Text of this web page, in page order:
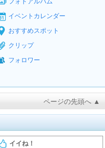
イベントカレンダー
おすすめスポット
クリップ
フォロワー
ページの先頭へ ▲
イイね！